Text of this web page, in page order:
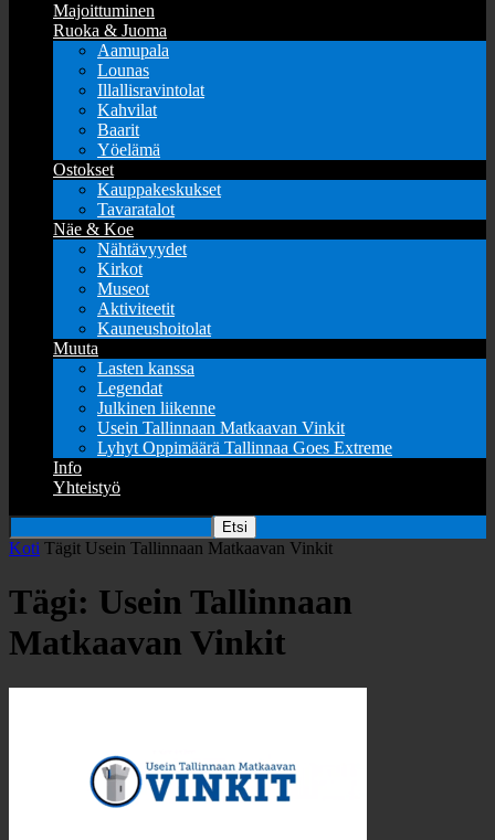
Majoittuminen
Ruoka & Juoma
Aamupala
Lounas
Illallisravintolat
Kahvilat
Baarit
Yöelämä
Ostokset
Kauppakeskukset
Tavaratalot
Näe & Koe
Nähtävyydet
Kirkot
Museot
Aktiviteetit
Kauneushoitolat
Muuta
Lasten kanssa
Legendat
Julkinen liikenne
Usein Tallinnaan Matkaavan Vinkit
Lyhyt Oppimäärä Tallinnaa Goes Extreme
Info
Yhteistyö
Koti Tägit Usein Tallinnaan Matkaavan Vinkit
Tägi: Usein Tallinnaan
Matkaavan Vinkit